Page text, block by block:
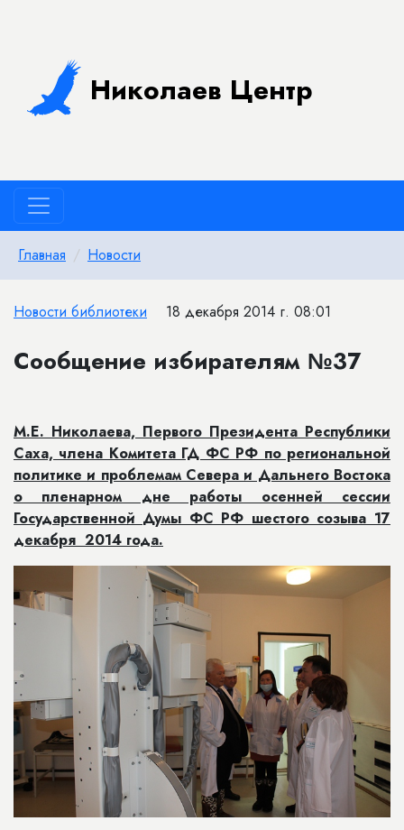
Николаев Центр
Главная Новости
Новости библиотеки 18 декабря 2014 г. 08:01
Сообщение избирателям №37
М.Е. Николаева, Первого Президента Республики
Саха, члена Комитета ГД ФС РФ по региональной
политике и проблемам Севера и Дальнего Востока
о пленарном дне работы осенней сессии
Государственной Думы ФС РФ шестого созыва 17
декабря 2014 года.